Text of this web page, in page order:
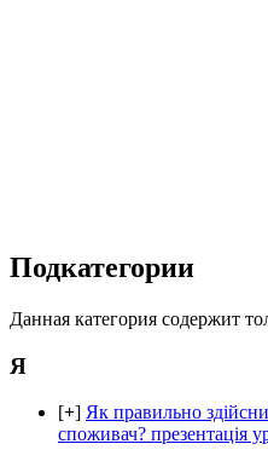
Подкатегории
Данная категория содержит
Я
[+] Як правильно
споживач? презентація